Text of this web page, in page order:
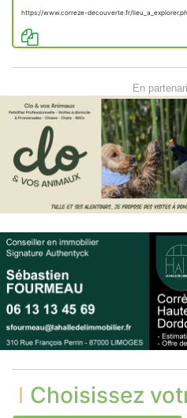
https://www.correze-decouverte.fr/
En
Choisissez